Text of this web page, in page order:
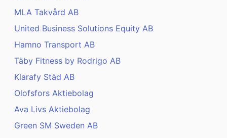
MLA Takvård AB
United Business Solutions Equity AB
Hamno Transport AB
Täby Fitness by Rodrigo AB
Klarafy Städ AB
Olofsfors Aktiebolag
Ava Livs Aktiebolag
Green SM Sweden AB